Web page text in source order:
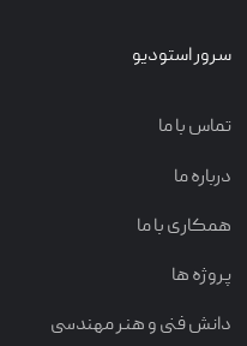
سرور استودیو
تماس با ما
درباره ما
همکاری با ما
پروژه ها
دانش فنی و هنر مهندسی